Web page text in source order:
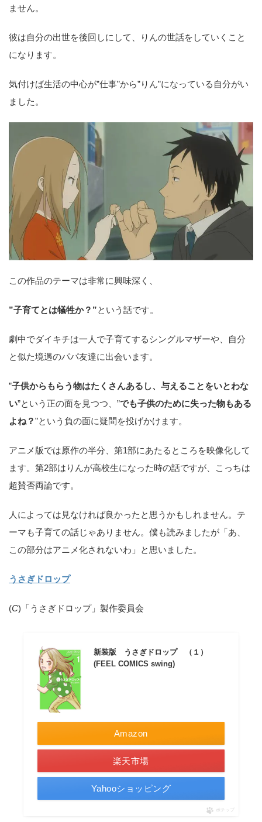
ません。
彼は自分の出世を後回しにして、りんの世話をしていくこと
になります。
気付けば生活の中心が”仕事”から”りん”になっている自分がい
ました。
この作品のテーマは非常に興味深く、
”子育てとは犠牲か？”という話です。
劇中でダイキチは一人で子育てするシングルマザーや、自分
と似た境遇のパパ友達に出会います。
”子供からもらう物はたくさんあるし、与えることをいとわな
い”という正の面を見つつ、”でも子供のために失った物もある
よね？”という負の面に疑問を投げかけます。
アニメ版では原作の半分、第1部にあたるところを映像化して
ます。第2部はりんが高校生になった時の話ですが、こっちは
超賛否両論です。
人によっては見なければ良かったと思うかもしれません。テ
ーマも子育ての話じゃありません。僕も読みましたが「あ、
この部分はアニメ化されないわ」と思いました。
うさぎドロップ
(C)「うさぎドロップ」製作委員会
新装版 うさぎドロップ （１）
(FEEL COMICS swing)
Amazon
楽天市場
Yahooショッピング
ポチップ